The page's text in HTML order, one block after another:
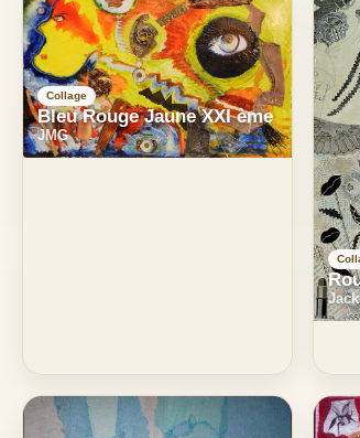
Collage
Bleu Rouge Jaune XXI ème
JMG